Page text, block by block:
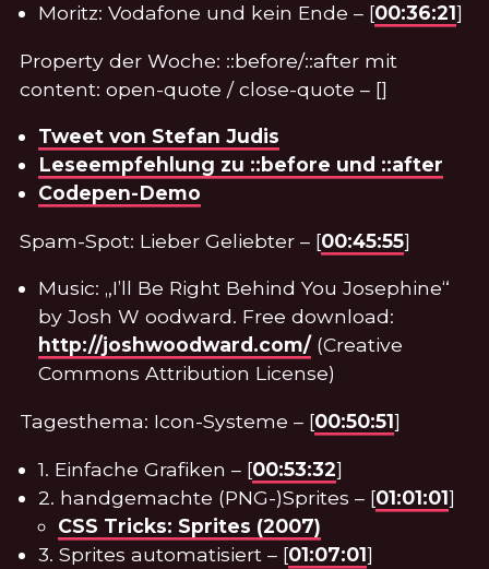
Moritz: Vodafone und kein Ende – [00:36:21]
Property der Woche: ::before/::after mit
content: open-quote / close-quote – []
Tweet von Stefan Judis
Leseempfehlung zu ::before und ::after
Codepen-Demo
Spam-Spot: Lieber Geliebter – [00:45:55]
Music: „I’ll Be Right Behind You Josephine“
by Josh W oodward. Free download:
http://joshwoodward.com/ (Creative
Commons Attribution License)
Tagesthema: Icon-Systeme – [00:50:51]
1. Einfache Grafiken – [00:53:32]
2. handgemachte (PNG-)Sprites – [01:01:01]
CSS Tricks: Sprites (2007)
3. Sprites automatisiert – [01:07:01]